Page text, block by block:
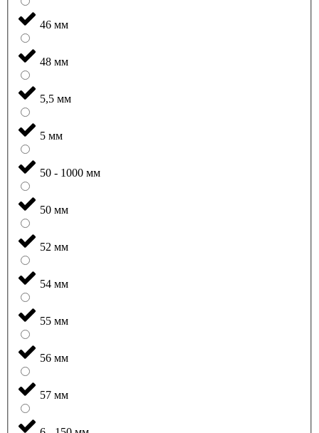
46 мм
48 мм
5,5 мм
5 мм
50 - 1000 мм
50 мм
52 мм
54 мм
55 мм
56 мм
57 мм